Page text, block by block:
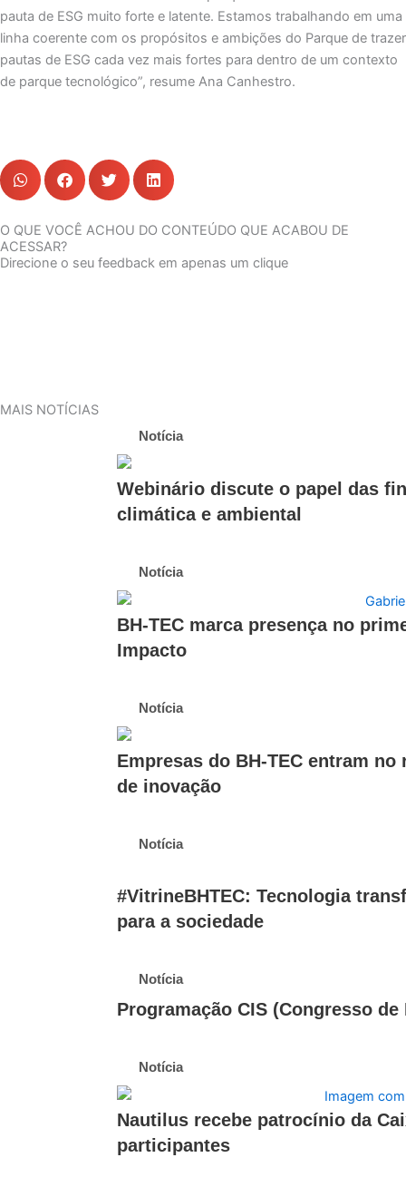
pauta de ESG muito forte e latente. Estamos trabalhando em uma
linha coerente com os propósitos e ambições do Parque de trazer
pautas de ESG cada vez mais fortes para dentro de um contexto
de parque tecnológico”, resume Ana Canhestro.
O QUE VOCÊ ACHOU DO CONTEÚDO QUE ACABOU DE
ACESSAR?
Direcione o seu feedback em apenas um clique
MAIS NOTÍCIAS
Notícia
Webinário discute o papel das
climática e ambiental
Notícia
BH-TEC marca presença no
Impacto
Notícia
Empresas do BH-TEC entram
de inovação
Notícia
#VitrineBHTEC: Tecnologia
para a sociedade
Notícia
Programação CIS (Congresso
Notícia
Nautilus recebe patrocínio da
participantes